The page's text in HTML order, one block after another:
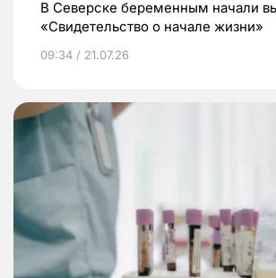
В Северске беременным начали
«Свидетельство о начале жизни»
09:34 / 21.07.26